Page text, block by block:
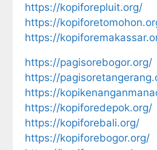
https://kopiforepluit.org/
https://
https://
https://pagisorebogor.org/
https://
https://
https://kopiforedepok.org/
https://kopiforebali.org/
https://kopiforebogor.org/